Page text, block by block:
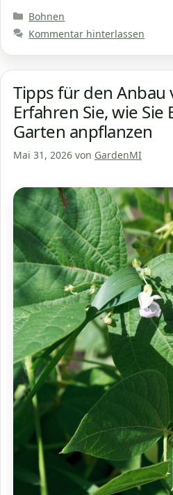
Kategorien
Bohnen
Kommentar hinterlassen
Tipps für den Anbau
Erfahren Sie, wie
Garten anpflanzen
Mai 31, 2026 von GardenMI